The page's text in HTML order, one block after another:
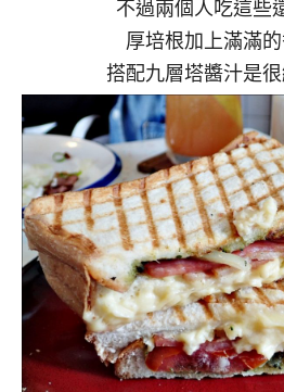
不過兩個人吃這些
厚培根加上滿滿
搭配九層塔醬汁是